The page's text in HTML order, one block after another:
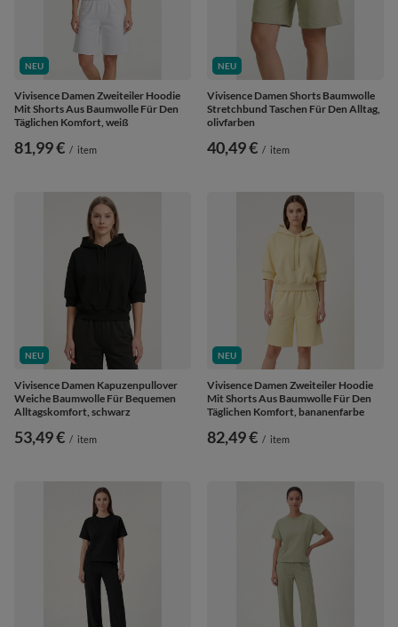
NEU
Vivisence Damen Zweiteiler Hoodie
Mit Shorts Aus Baumwolle Für Den
Täglichen Komfort, weiß
81,99 € / item
NEU
Vivisence Damen Shorts Baumwolle
Stretchbund Taschen Für Den Alltag,
olivfarben
40,49 € / item
NEU
Vivisence Damen Kapuzenpullover
Weiche Baumwolle Für Bequemen
Alltagskomfort, schwarz
53,49 € / item
NEU
Vivisence Damen Zweiteiler Hoodie
Mit Shorts Aus Baumwolle Für Den
Täglichen Komfort, bananenfarbe
82,49 € / item